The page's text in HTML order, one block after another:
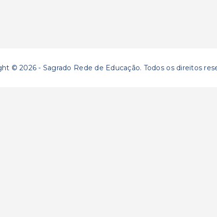
© 2026 - Sagrado Rede de Educação. Todos os direitos